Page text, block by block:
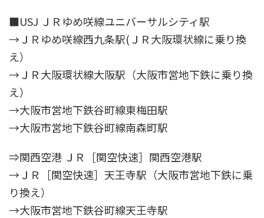
■USJ ＪＲゆめ咲線ユニバーサルシティ駅
→ＪＲゆめ咲線西九条駅(ＪＲ大阪環状線に乗り換
え）
→ＪＲ大阪環状線大阪駅（大阪市営地下鉄に乗り換
え）
→大阪市営地下鉄谷町線東梅田駅
→大阪市営地下鉄谷町線南森町駅
⇒関西空港 ＪＲ［関空快速］関西空港駅
→ＪＲ［関空快速］天王寺駅（大阪市営地下鉄に乗
り換え）
→大阪市営地下鉄谷町線天王寺駅